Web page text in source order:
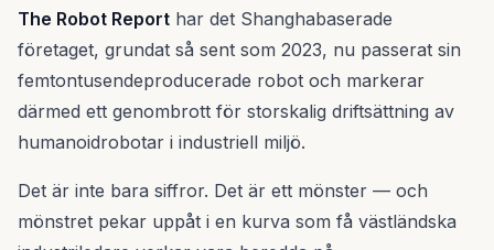
The Robot Report har det Shanghabaserade
företaget, grundat så sent som 2023, nu passerat sin
femtontusendeproducerade robot och markerar
därmed ett genombrott för storskalig driftsättning av
humanoidrobotar i industriell miljö.
Det är inte bara siffror. Det är ett mönster — och
mönstret pekar uppåt i en kurva som få västländska